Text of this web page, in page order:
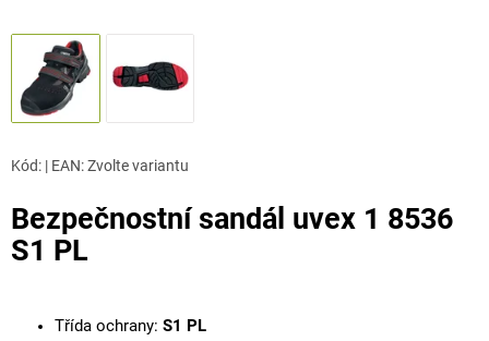
Bezpečnostní sandál uvex 1 8536
S1 PL
Kód: | EAN:Zvolte variantu
Třída ochrany: S1 PL